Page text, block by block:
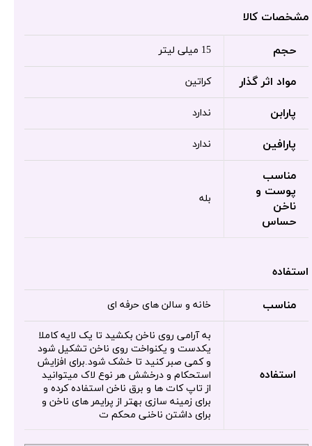
مشخصات کالا
حجم 15 میلی لیتر
مواد اثر گذار کراتین
پارابن ندارد
پارافین ندارد
مناسب
پوست و
ناخن
حساس
بله
استفاده
مناسب خانه و سالن های حرفه ای
استفاده
به آرامی روی ناخن بکشید تا یک لایه کاملا
یکدست و یکنواخت روی ناخن تشکیل شود
و کمی صبر کنید تا خشک شود.برای افزایش
استحکام و درخشش هر نوع لاک میتوانید
از تاپ کات ها و برق ناخن استفاده کرده و
برای زمینه سازی بهتر از پرایمر های ناخن و
برای داشتن ناخنی محکم ت